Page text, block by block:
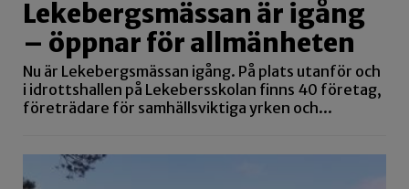
Lekebergsmässan är igång
– öppnar för allmänheten
Nu är Lekebergsmässan igång. På plats utanför och
i idrottshallen på Lekebersskolan finns 40 företag,
företrädare för samhällsviktiga yrken och...